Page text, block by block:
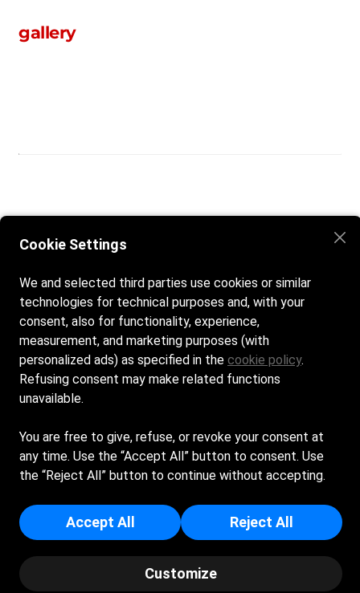
gallery
Instagram
Orari di apertura:
Dal lunedì alla domenica dalle 8:00 alle 19:00
Contatti:
Via della fontana ,30/b Punta Marina
bagnobellavista@gmail.com
+39 3392640097
SOCIETA BELLAVISTA DI RANIERI MARIO & FIGLIO
S.N.C. - Sede Legale: VIA DELLA PINETA 67 - 48122 -
RAVENNA (RA) - Iscritta al registro delle imprese di Ravenna -
p.i/c.f: 00901590398 - Numero REA: RA - 106504
© Copyright 2026 B by Spiagge.it -
Cookie policy-
Cookie Settings
We and selected third parties use cookies or similar
technologies for technical purposes and, with your
consent, also for functionality, experience,
measurement, and marketing purposes (with
personalized ads) as specified in the cookie policy.
Refusing consent may make related functions
unavailable.
You are free to give, refuse, or revoke your consent at
any time. Use the “Accept All” button to consent. Use
the “Reject All” button to continue without accepting.
Accept All Reject All
Customize